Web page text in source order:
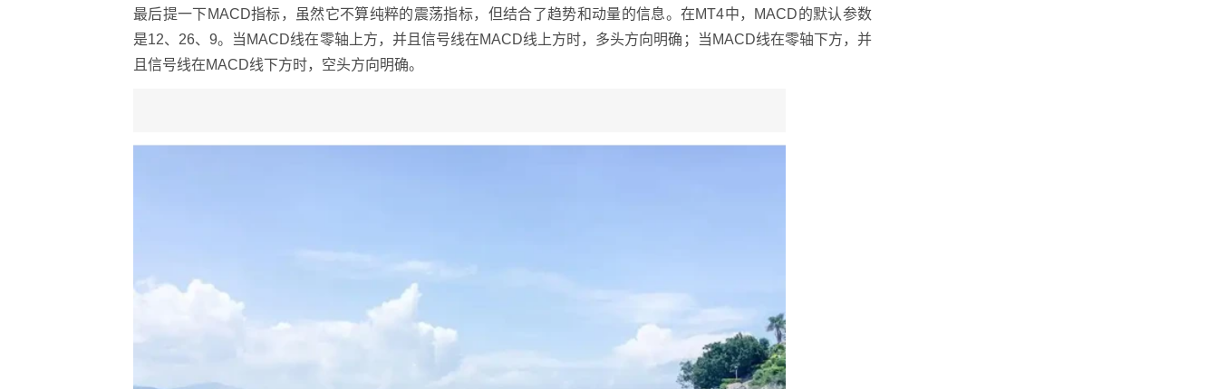
最后提一下MACD指标，虽然它不算纯粹的震荡指标，但结合了趋势和动量的信息。在MT4中，MACD的默认参数
是12、26、9。当MACD线在零轴上方，并且信号线在MACD线上方时，多头方向明确；当MACD线在零轴下方，并
且信号线在MACD线下方时，空头方向明确。